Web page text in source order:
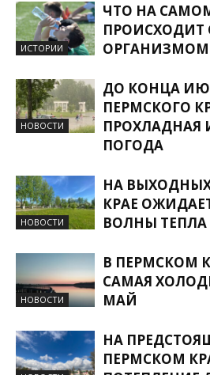
ИСТОРИИ
ЧТО НА
ОРГАНИЗМОМ
НОВОСТИ
ДО КОНЦА
ПЕРМСКОГО
ПРОХЛАДНАЯ
ПОГОДА
НОВОСТИ
НА
КРАЕ
ВОЛНЫ ТЕПЛА
НОВОСТИ
В ПЕРМСКОМ
САМАЯ
МАЙ
НА
ПЕРМСКОМ